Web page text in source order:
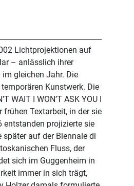
Lichtprojektionen auf
– anlässlich ihrer
gleichen Jahr. Die
Kunstwerk. Die
WAIT I WON’T ASK YOU I
frühen Textarbeit, in der sie
entstanden projizierte sie
später auf der Biennale di
Fluss, der
sich im Guggenheim in
immer in sich trägt,